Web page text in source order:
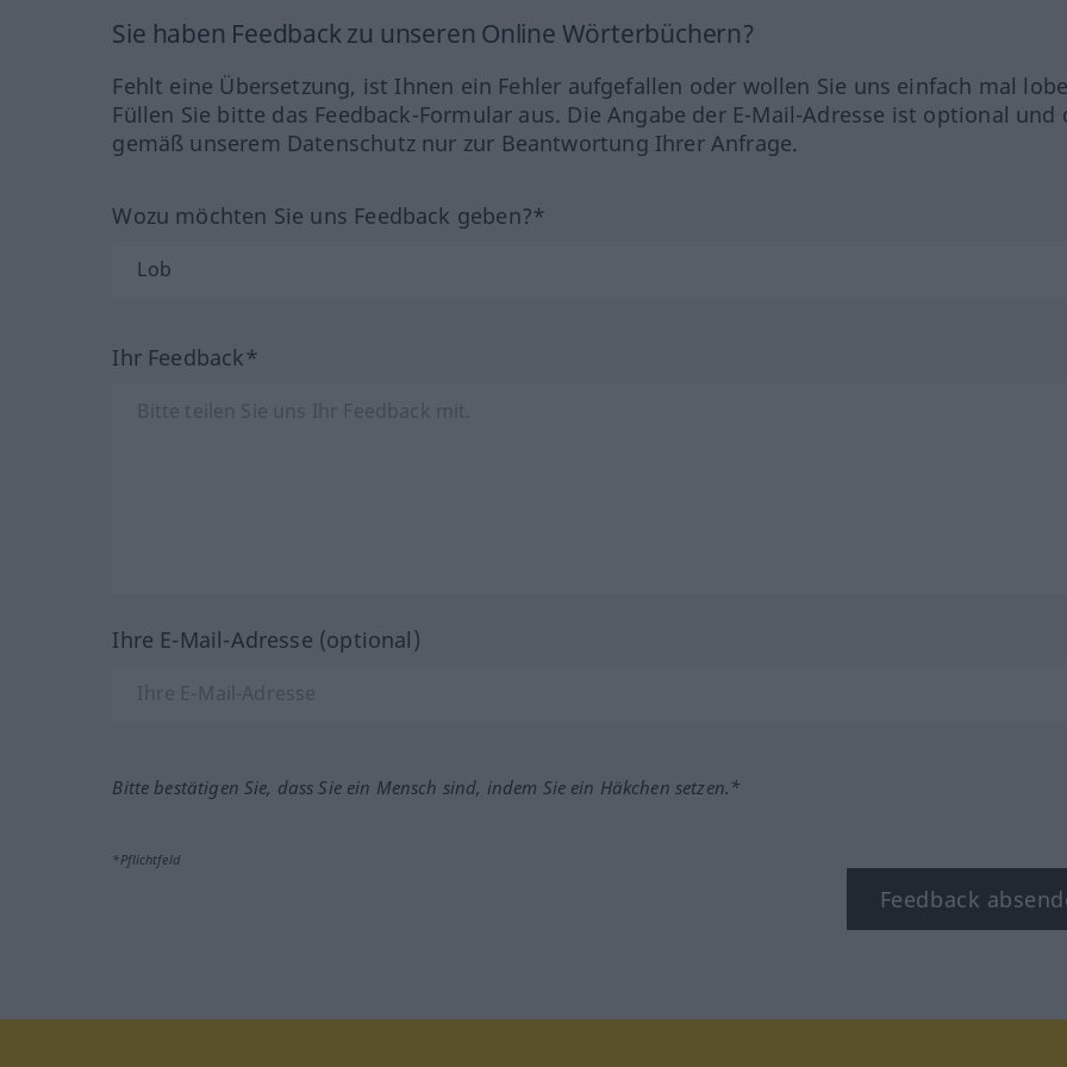
Sie haben Feedback zu unseren Online Wörterbüchern?
Fehlt eine Übersetzung, ist Ihnen ein Fehler aufgefallen oder wollen Sie uns einfach mal
Füllen Sie bitte das Feedback-Formular aus. Die Angabe der E-Mail-Adresse ist optional und
gemäß unserem Datenschutz nur zur Beantwortung Ihrer Anfrage.
Wozu möchten Sie uns Feedback geben?*
Ihr Feedback*
Ihre E-Mail-Adresse (optional)
Bitte bestätigen Sie, dass Sie ein Mensch sind, indem Sie ein Häkchen setzen.*
*Pflichtfeld
Feedback